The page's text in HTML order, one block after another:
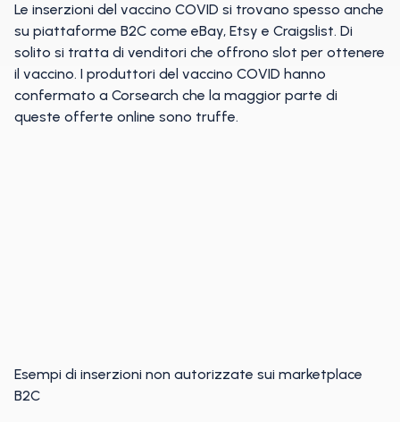
Le inserzioni del vaccino COVID si trovano spesso anche
su piattaforme B2C come eBay, Etsy e Craigslist. Di
solito si tratta di venditori che offrono slot per ottenere
il vaccino. I produttori del vaccino COVID hanno
confermato a Corsearch che la maggior parte di
queste offerte online sono truffe.
Esempi di inserzioni non autorizzate sui marketplace
B2C